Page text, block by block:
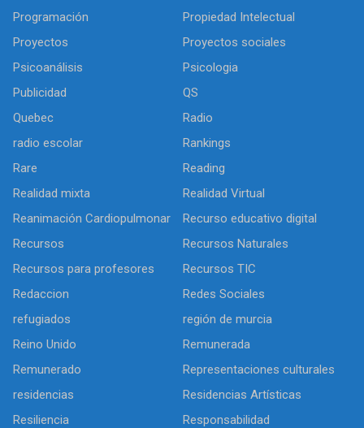
Programación
Propiedad Intelectual
Proyectos
Proyectos sociales
Psicoanálisis
Psicologia
Publicidad
QS
Quebec
Radio
radio escolar
Rankings
Rare
Reading
Realidad mixta
Realidad Virtual
Reanimación Cardiopulmonar
Recurso educativo digital
Recursos
Recursos Naturales
Recursos para profesores
Recursos TIC
Redaccion
Redes Sociales
refugiados
región de murcia
Reino Unido
Remunerada
Remunerado
Representaciones culturales
residencias
Residencias Artísticas
Resiliencia
Responsabilidad